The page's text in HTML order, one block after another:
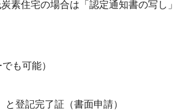
素住宅の場合は「認定通知書の写し」
も可能）
登記完了証（書面申請）